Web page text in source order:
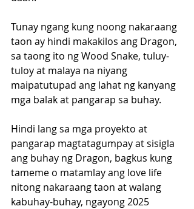
Tunay ngang kung noong nakaraang
taon ay hindi makakilos ang Dragon,
sa taong ito ng Wood Snake, tuluy-
tuloy at malaya na niyang
maipatutupad ang lahat ng kanyang
mga balak at pangarap sa buhay.
Hindi lang sa mga proyekto at
pangarap magtatagumpay at sisigla
ang buhay ng Dragon, bagkus kung
tameme o matamlay ang love life
nitong nakaraang taon at walang
kabuhay-buhay, ngayong 2025